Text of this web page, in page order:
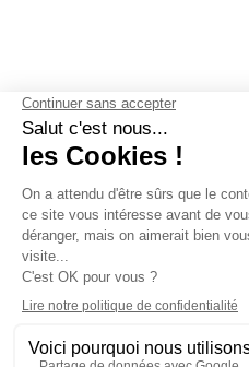
Contactez-nous-Mentions